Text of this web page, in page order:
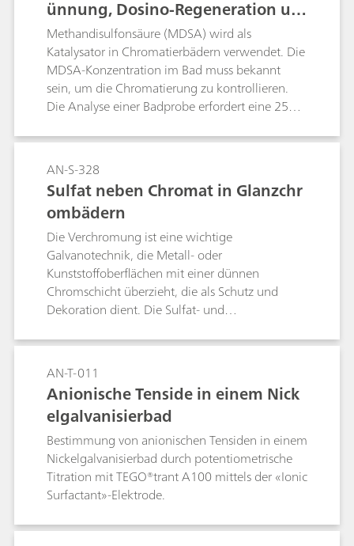
ünnung, Dosino-Regeneration un
d STREAM
Methandisulfonsäure (MDSA) wird als
Katalysator in Chromatierbädern verwendet. Die
MDSA-Konzentration im Bad muss bekannt
sein, um die Chromatierung zu kontrollieren.
Die Analyse einer Badprobe erfordert eine 2500-
zeigt die automatische Inline-Verdünnung, die
in zwei Schritten verläuft. Während eine Probe
analysiert wird, läuft bereits die zeitoptimierte
Verdünnung der nächsten Probe. Der MSM wird
mit Hilfe des 800 Dosinos und der STREAM-
Anordnung regeneriert: Nach Verlassen des
Detektors wird der Eluent zum Spülen des
regenerierten MSMs eingesetzt.
AN-S-328
Sulfat neben Chromat in Glanzchr
ombädern
Die Verchromung ist eine wichtige
Galvanotechnik, die Metall- oder
Kunststoffoberflächen mit einer dünnen
Chromschicht überzieht, die als Schutz und
Dekoration dient. Die Sulfat- und
sind wichtige Parameter im
Beschichtungsverfahren und müssen stetig
überwacht werden. Die Anionen in den
Chrombädern werden auf der Säule Metrosep A
Supp 5 - 250/4.0 getrennt und mittels
Leitfähigkeitsdetektion nach sequenzieller
Suppression bestimmt.
AN-T-011
Anionische Tenside in einem Nick
elgalvanisierbad
Bestimmung von anionischen Tensiden in einem
Nickelgalvanisierbad durch potentiometrische
Titration mit TEGO®trant A100 mittels der «Ionic
Surfactant»-Elektrode.